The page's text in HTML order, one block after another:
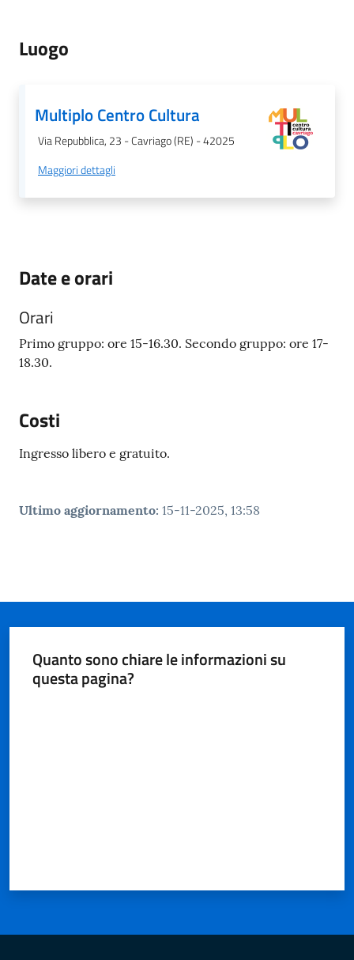
Luogo
Multiplo Centro Cultura
Via Repubblica, 23 - Cavriago (RE) - 42025
Maggiori dettagli
Date e orari
Orari
Primo gruppo: ore 15-16.30. Secondo gruppo: ore 17-
18.30.
Costi
Ingresso libero e gratuito.
Ultimo aggiornamento: 15-11-2025, 13:58
Quanto sono chiare le informazioni su
questa pagina?